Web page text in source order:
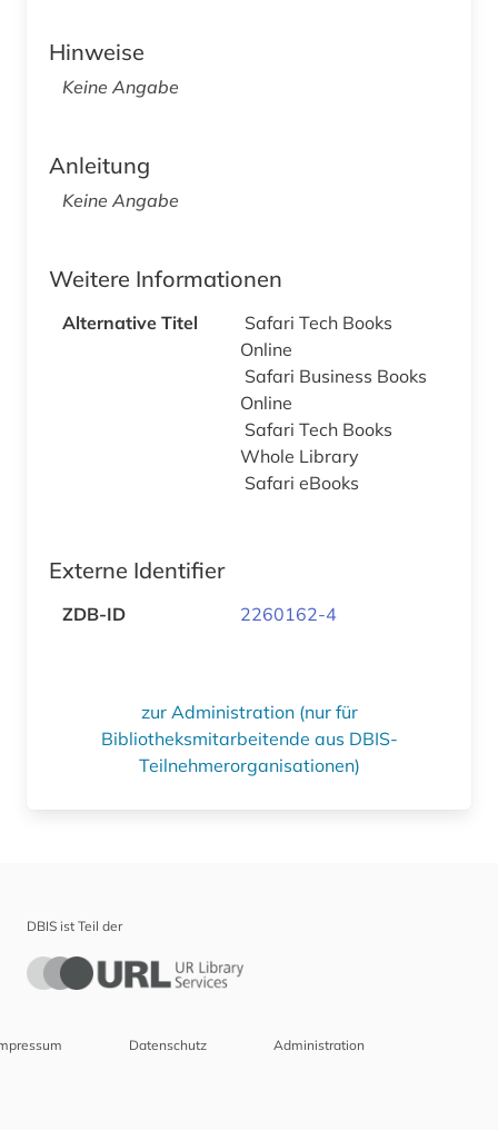
Hinweise
Keine Angabe
Anleitung
Keine Angabe
Weitere Informationen
Alternative Titel
Safari Tech Books
Online
Safari Business Books
Online
Safari Tech Books
Whole Library
Safari eBooks
Externe Identifier
ZDB-ID 2260162-4
zur Administration (nur für
Bibliotheksmitarbeitende aus DBIS-
Teilnehmerorganisationen)
DBIS ist Teil der
Datenschutz Administration